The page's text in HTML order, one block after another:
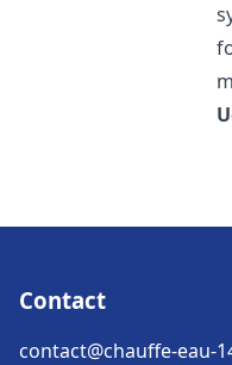
Contact
contact@chauffe-eau-